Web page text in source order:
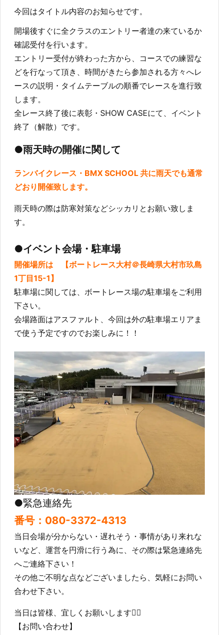
今回はタイトル内容のお知らせです。
開場後すぐに全クラスのエントリー者達の来ているか
確認受付を行います。
エントリー受付が終わった方から、コースでの練習な
どを行なって頂き、時間がきたら参加される方々へレ
ースの説明・タイムテーブルの順番でレースを進行致
します。
全レース終了後に表彰・SHOW CASEにて、イベント
終了（解散）です。
●雨天時の開催に関して
ランバイクレース・BMX SCHOOL 共に雨天でも通常
どおり開催致します。
雨天時の際は防寒対策などシッカリとお願い致しま
す。
●イベント会場・駐車場
開催場所は 【ボートレース大村＠長崎県大村市玖島
1丁目15-1】
駐車場に関しては、ボートレース場の駐車場をご利用
下さい。
会場路面はアスファルト、今回は外の駐車場エリアま
で使う予定ですのでお楽しみに！！
●緊急連絡先
番号：080-3372-4313
当日会場が分からない・遅れそう・事情があり来れな
いなど、運営を円滑に行う為に、その際は緊急連絡先
へご連絡下さい！
その他ご不明な点などございましたら、気軽にお問い
合わせ下さい。
当日は皆様、宜しくお願いします🙇‍♂️
【お問い合わせ】